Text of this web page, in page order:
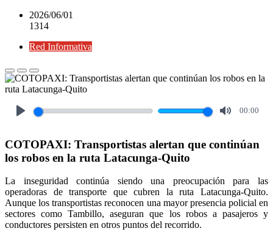
2026/06/01
1314
Red Informativa
00:00
COTOPAXI: Transportistas alertan que continúan
los robos en la ruta Latacunga-Quito
La inseguridad continúa siendo una preocupación para las
operadoras de transporte que cubren la ruta Latacunga-Quito.
Aunque los transportistas reconocen una mayor presencia policial en
sectores como Tambillo, aseguran que los robos a pasajeros y
conductores persisten en otros puntos del recorrido.